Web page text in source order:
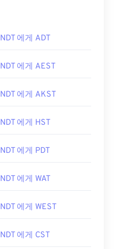
NDT 에게 ADT
NDT 에게 AEST
NDT 에게 AKST
NDT 에게 HST
NDT 에게 PDT
NDT 에게 WAT
NDT 에게 WEST
NDT 에게 CST